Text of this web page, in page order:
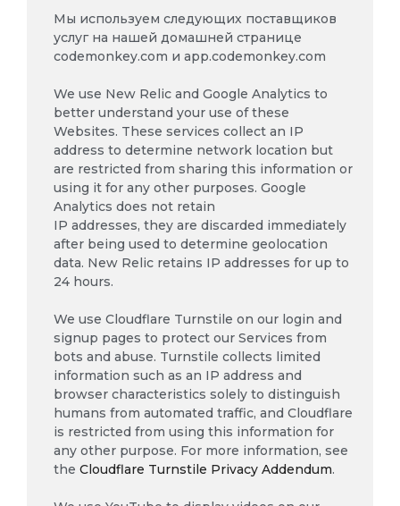
Мы используем следующих поставщиков
услуг на нашей домашней странице
codemonkey.com и app.codemonkey.com
We use New Relic and Google Analytics to
better understand your use of these
Websites. These services collect an IP
address to determine network location but
are restricted from sharing this information or
using it for any other purposes. Google
Analytics does not retain
IP addresses, they are discarded immediately
after being used to determine geolocation
data. New Relic retains IP addresses for up to
24 hours.
We use Cloudflare Turnstile on our login and
signup pages to protect our Services from
bots and abuse. Turnstile collects limited
information such as an IP address and
browser characteristics solely to distinguish
humans from automated traffic, and Cloudflare
is restricted from using this information for
any other purpose. For more information, see
the Cloudflare Turnstile Privacy Addendum.